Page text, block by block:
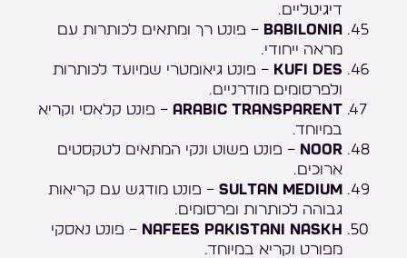
דיגיטליים.
Babilonia – פונט רך ומתאים לכותרות עם
מראה ייחודי.
Kufi Des – פונט גיאומטרי שמיועד לכותרות
ולפרסומים מודרניים.
Arabic Transparent – פונט קלאסי וקריא
במיוחד.
Noor – פונט פשוט ונקי המתאים לטקסטים
ארוכים.
Sultan Medium – פונט מודגש עם קריאות
גבוהה לכותרות ופרסומים.
Nafees Pakistani Naskh – פונט נאסקי
מפורט וקריא במיוחד.